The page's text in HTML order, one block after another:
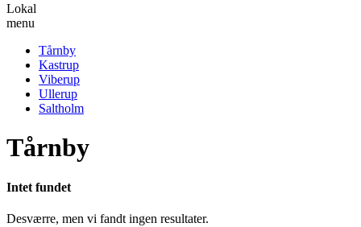
Lokal
menu
Tårnby
Kastrup
Viberup
Ullerup
Saltholm
Tårnby
Intet fundet
Desværre, men vi fandt ingen resultater.